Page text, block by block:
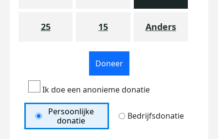
25 15 Anders
Doneer
Ik doe een anonieme donatie
Persoonlijke
donatie
Bedrijfsdonatie